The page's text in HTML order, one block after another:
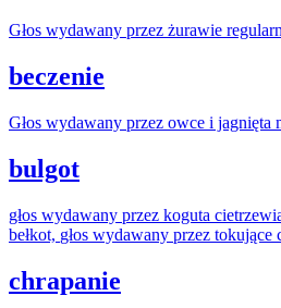
Głos wydawany przez żurawie
beczenie
Głos wydawany przez owce i jagnięta
bulgot
głos wydawany przez koguta
bełkot, głos wydawany przez tokujące
chrapanie